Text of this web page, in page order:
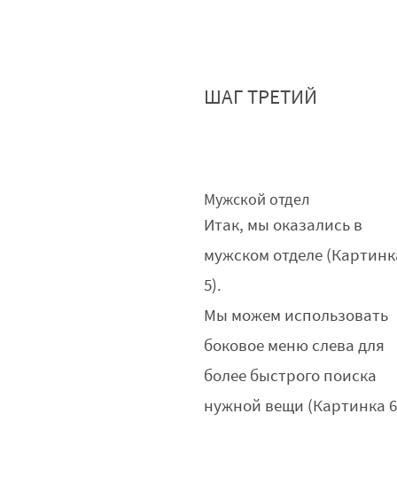
ШАГ ТРЕТИЙ
Мужской отдел
Итак, мы оказались в
мужском отделе
5).
Мы можем использовать
боковое меню слева для
более быстрого поиска
нужной вещи (Картинка